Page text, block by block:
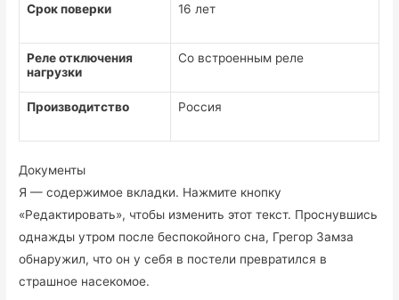
Срок поверки 16 лет
Реле отключения
нагрузки
Со встроенным реле
Производитство Россия
Документы
Я — содержимое вкладки. Нажмите кнопку
«Редактировать», чтобы изменить этот текст. Проснувшись
однажды утром после беспокойного сна, Грегор Замза
обнаружил, что он у себя в постели превратился в
страшное насекомое.